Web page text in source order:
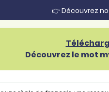
👉 Découvrez
Découvrez le mot